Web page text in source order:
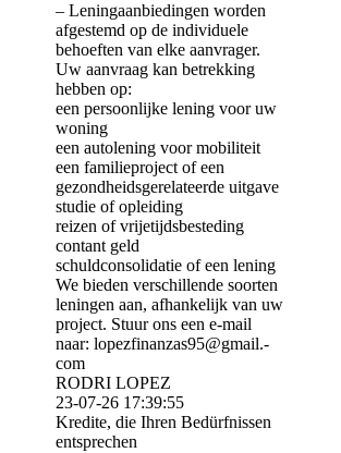
– Leningaanbiedingen worden
afgestemd op de individuele
behoeften van elke aanvrager.
Uw aanvraag kan betrekking
hebben op:
een persoonlijke lening voor uw
woning
een autolening voor mobiliteit
een familieproject of een
gezondheidsgerelateerde uitgave
studie of opleiding
reizen of vrijetijdsbesteding
contant geld
schuldconsolidatie of een lening
We bieden verschillende soorten
leningen aan, afhankelijk van uw
project. Stuur ons een e-mail
naar: lopezfinanzas95@­gmail.­
com
RODRI LOPEZ
23-07-26 17:39:55
Kredite, die Ihren Bedürfnissen
entsprechen